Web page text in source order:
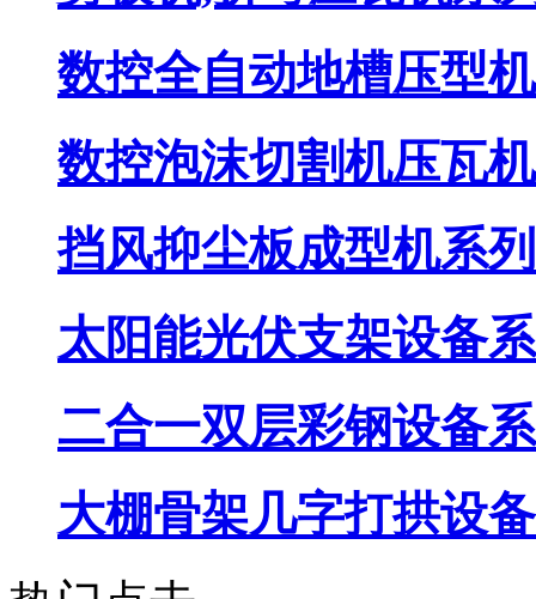
数控全自动地槽压型机
数控泡沫切割机压瓦
挡风抑尘板成型机系列
太阳能光伏支架设备
二合一双层彩钢设备
大棚骨架几字打拱设